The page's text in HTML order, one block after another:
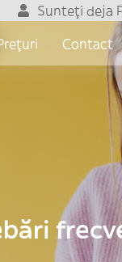
Sunteți deja
Contact